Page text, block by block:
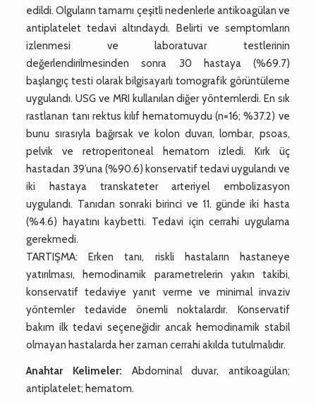
edildi. Olguların tamamı çeşitli nedenlerle antikoagülan ve
antiplatelet tedavi altındaydı. Belirti ve semptomların
izlenmesi ve laboratuvar testlerinin
değerlendirilmesinden sonra 30 hastaya (%69.7)
başlangıç testi olarak bilgisayarlı tomografik görüntüleme
uygulandı. USG ve MRI kullanılan diğer yöntemlerdi. En sık
rastlanan tanı rektus kılıf hematomuydu (n=16; %37.2) ve
bunu sırasıyla bağırsak ve kolon duvarı, lombar, psoas,
pelvik ve retroperitoneal hematom izledi. Kırk üç
hastadan 39’una (%90.6) konservatif tedavi uygulandı ve
iki hastaya transkateter arteriyel embolizasyon
uygulandı. Tanıdan sonraki birinci ve 11. günde iki hasta
(%4.6) hayatını kaybetti. Tedavi için cerrahi uygulama
gerekmedi.
TARTIŞMA: Erken tanı, riskli hastaların hastaneye
yatırılması, hemodinamik parametrelerin yakın takibi,
konservatif tedaviye yanıt verme ve minimal invaziv
yöntemler tedavide önemli noktalardır. Konservatif
bakım ilk tedavi seçeneğidir ancak hemodinamik stabil
olmayan hastalarda her zaman cerrahi akılda tutulmalıdır.
Anahtar Kelimeler: Abdominal duvar, antikoagülan;
antiplatelet; hematom.